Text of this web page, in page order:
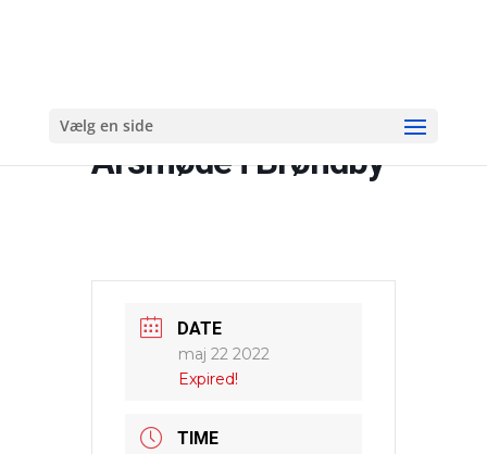
Vælg en side
Årsmøde i Brøndby
DATE
maj 22 2022
Expired!
TIME